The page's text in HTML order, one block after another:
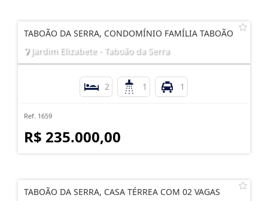
TABOÃO DA SERRA, CONDOMÍNIO FAMÍLIA TABOÃO
Jardim Elizabete - Taboão da Serra
2 1 1
Ref. 1659
R$ 235.000,00
TABOÃO DA SERRA, CASA TÉRREA COM 02 VAGAS